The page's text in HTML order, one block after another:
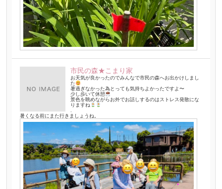
市民の森★こまり家
お天気が良かったのでみんなで市民の森へお出かけしまし
た
暑過ぎなかった為とっても気持ちよかったですよ〜
少し歩いて休憩
景色を眺めながらお外でお話しするのはストレス発散にな
りますね
暑くなる前にまた行きましょうね。